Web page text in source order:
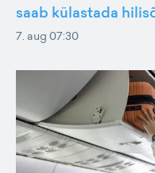
saab külastada
7. aug 07:30